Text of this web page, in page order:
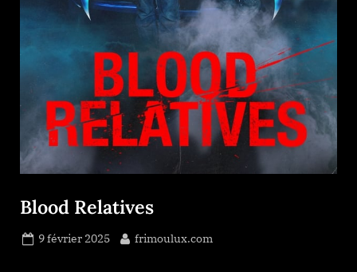
Blood Relatives
Posted
9 février 2025 By
frimoulux.com